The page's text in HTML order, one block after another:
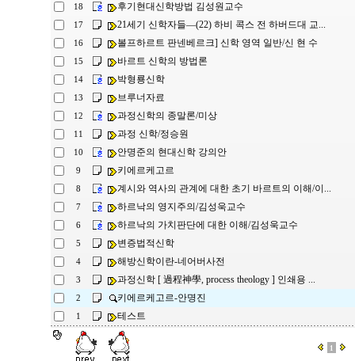
18 후기현대신학방법 김성원교수
17 21세기 신학자들―(22) 하비 콕스 전 하버드대 교...
16 볼프하르트 판넨베르크] 신학 영역 일반/신 현 수
15 바르트 신학의 방법론
14 박형룡신학
13 브루너자료
12 과정신학의 종말론/미상
11 과정 신학/정승원
10 안명준의 현대신학 강의안
9 키에르케고르
8 계시와 역사의 관계에 대한 초기 바르트의 이해/이...
7 하르낙의 영지주의/김성욱교수
6 하르낙의 가치판단에 대한 이해/김성욱교수
5 변증법적신학
4 해방신학이란-네어버사전
3 과정신학 [ 過程神學, process theology ] 인쇄용 ...
2 키에르케고르-안명진
1 테스트
1